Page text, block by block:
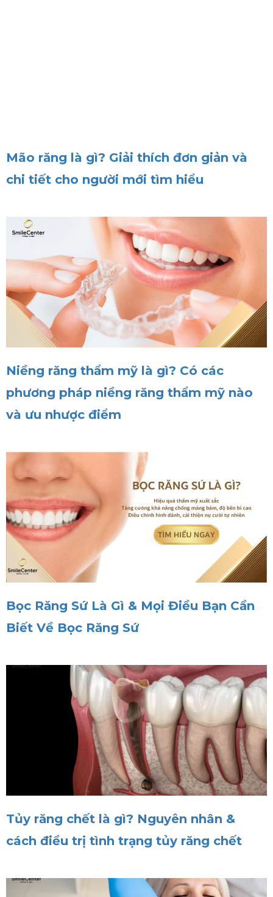
Mão răng là gì? Giải thích đơn giản và
chi tiết cho người mới tìm hiểu
Niềng răng thẩm mỹ là gì? Có các
phương pháp niềng răng thẩm mỹ nào
và ưu nhược điểm
Bọc Răng Sứ Là Gì & Mọi Điều Bạn Cần
Biết Về Bọc Răng Sứ
Tủy răng chết là gì? Nguyên nhân &
cách điều trị tình trạng tủy răng chết